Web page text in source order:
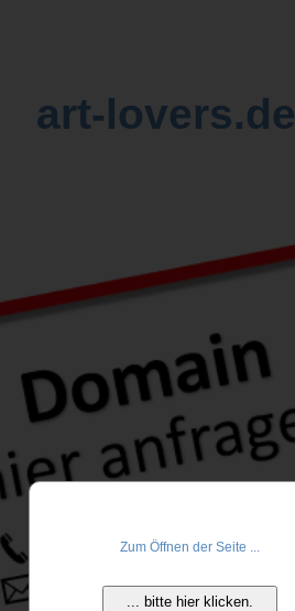
art-lovers.de
Zum Öffnen der Seite ...
... bitte hier klicken.